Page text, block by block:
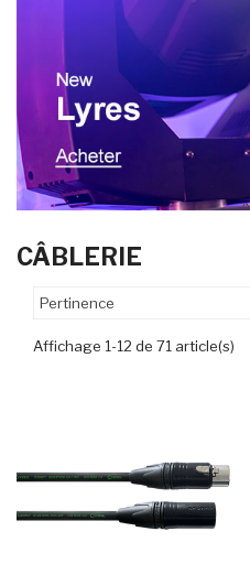
CÂBLERIE
Pertinence
Affichage 1-12 de 71 article(s)